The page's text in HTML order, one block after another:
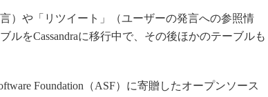
）や「リツイート」（ユーザーの発言への参照情
ルをCassandraに移行中で、その後ほかのテーブルも
Foundation（ASF）に寄贈したオープンソース